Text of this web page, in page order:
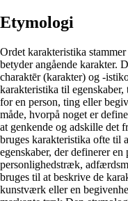
Etymologi
Ordet karakteristika
betyder angående karakter.
charaktēr (karakter) og -
karakteristika til
for en person, ting eller
måde, hvorpå noget er
at genkende og adskille det
bruges karakteristika ofte til
egenskaber, der definerer en
personlighedstræk,
bruges til at beskrive de
kunstværk eller en